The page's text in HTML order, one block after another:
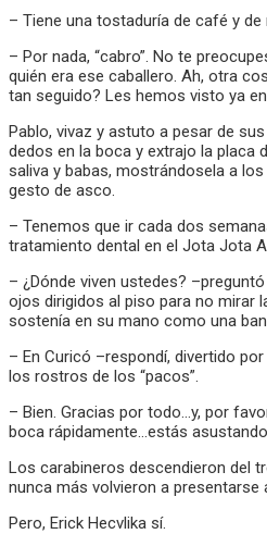
– Tiene una tostaduría de café y de
– Por nada, “cabro”. No te
quién era ese caballero. Ah, otra
tan seguido? Les hemos visto ya
Pablo, vivaz y astuto a pesar de
dedos en la boca y extrajo la placa
saliva y babas, mostrándosela a
gesto de asco.
– Tenemos que ir cada dos
tratamiento dental en el Jota Jota
– ¿Dónde viven ustedes?
ojos dirigidos al piso para no mirar
sostenía en su mano como una
– En Curicó –respondí, divertido
los rostros de los “pacos”.
– Bien. Gracias por todo…y, por
boca rápidamente…estás
Los carabineros descendieron del
nunca más volvieron a presentarse
Pero, Erick Hecvlika sí.